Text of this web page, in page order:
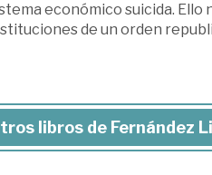
económico suicida. Ello
de un orden
libros de Fernández